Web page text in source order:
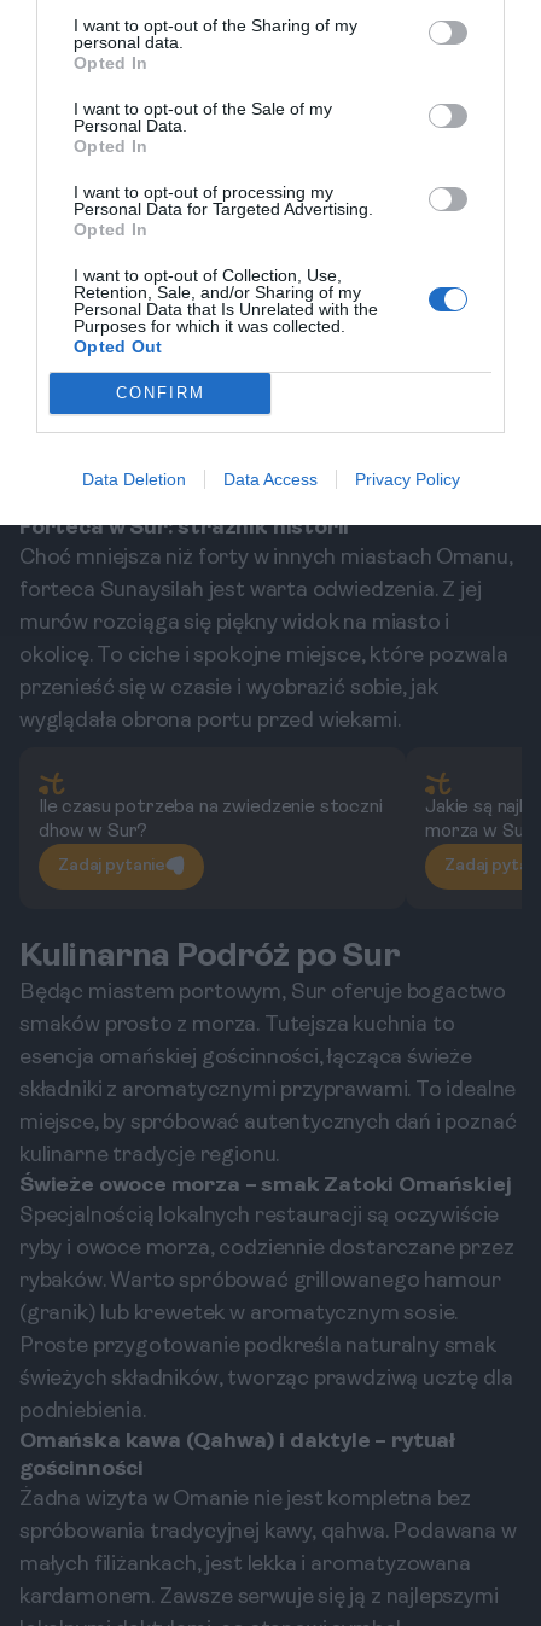
I want to opt-out of the Sharing of my
personal data.
Opted In
I want to opt-out of the Sale of my
Personal Data.
Opted In
I want to opt-out of processing my
Personal Data for Targeted Advertising.
Opted In
I want to opt-out of Collection, Use,
Retention, Sale, and/or Sharing of my
Personal Data that Is Unrelated with the
Purposes for which it was collected.
Opted Out
CONFIRM
Data Deletion Data Access Privacy Policy
Most wiszący Al Ayjah – spacer z widokiem
Nowoczesny most wiszący, łączący główną część
Sur z dzielnicą Al Ayjah, to doskonały punkt
widokowy. Z jego perspektywy można podziwiać
panoramę miasta, port, zacumowane dhow i białe
wygląda jak świetlista brama prowadząca do
starego świata.
Tradycyjny souq – zapachy i kolory Omanu
Souq w Sur nie jest tak duży jak te w Maskacie czy
Nizwie, ale ma swój autentyczny, lokalny charakter.
Można tu kupić świeże warzywa i owoce,
aromatyczne przyprawy, omańską chałwę (halwa)
oraz tradycyjne rękodzieło. To świetne miejsce, by
poobserwować codzienne życie mieszkańców i
Forteca w Sur: strażnik historii
Choć mniejsza niż forty w innych miastach Omanu,
forteca Sunaysilah jest warta odwiedzenia. Z jej
murów rozciąga się piękny widok na miasto i
okolicę. To ciche i spokojne miejsce, które pozwala
przenieść się w czasie i wyobrazić sobie, jak
wyglądała obrona portu przed wiekami.
Ile czasu potrzeba na zwiedzenie stoczni
dhow w Sur?
Zadaj pytanie
Jakie są
morza w
Zadaj
Kulinarna Podróż po Sur
Będąc miastem portowym, Sur oferuje bogactwo
smaków prosto z morza. Tutejsza kuchnia to
esencja omańskiej gościnności, łącząca świeże
składniki z aromatycznymi przyprawami. To idealne
miejsce, by spróbować autentycznych dań i poznać
kulinarne tradycje regionu.
Świeże owoce morza – smak Zatoki Omańskiej
Specjalnością lokalnych restauracji są oczywiście
ryby i owoce morza, codziennie dostarczane przez
rybaków. Warto spróbować grillowanego hamour
(granik) lub krewetek w aromatycznym sosie.
Proste przygotowanie podkreśla naturalny smak
świeżych składników, tworząc prawdziwą ucztę dla
podniebienia.
Omańska kawa (Qahwa) i daktyle – rytuał
gościnności
Żadna wizyta w Omanie nie jest kompletna bez
spróbowania tradycyjnej kawy, qahwa. Podawana w
małych filiżankach, jest lekka i aromatyzowana
kardamonem. Zawsze serwuje się ją z najlepszymi